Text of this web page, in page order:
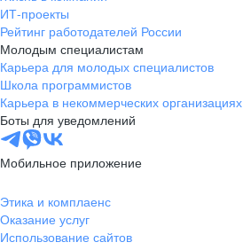
ИТ-проекты
Рейтинг работодателей России
Молодым специалистам
Карьера для молодых специалистов
Школа программистов
Карьера в некоммерческих организациях
Боты для уведомлений
Мобильное приложение
Этика и комплаенс
Оказание услуг
Использование сайтов